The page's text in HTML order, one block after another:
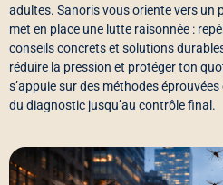
adultes. Sanoris vous oriente vers un
met en place une lutte raisonnée :
conseils concrets et solutions
réduire la pression et protéger ton
s’appuie sur des méthodes
du diagnostic jusqu’au contrôle final.